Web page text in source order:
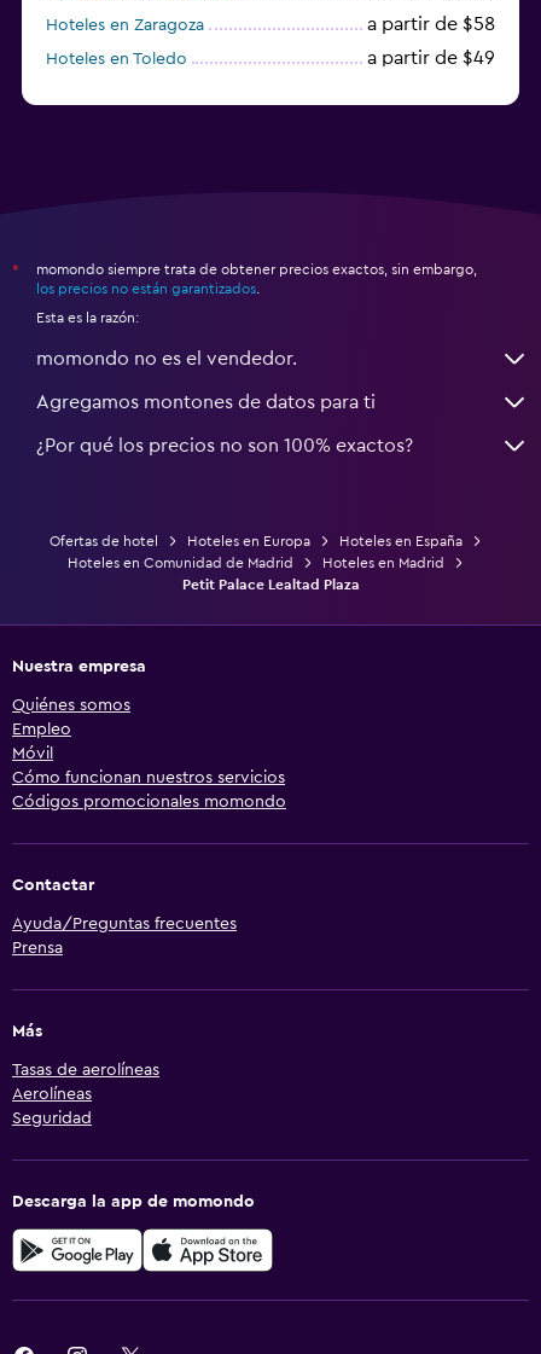
Hoteles en Zaragoza a partir de $58
Hoteles en Toledo a partir de $49
*
momondo siempre trata de obtener precios exactos, sin embargo,
los precios no están garantizados
Esta es la razón:
momondo no es el vendedor.
Agregamos montones de datos para ti
¿Por qué los precios no son 100% exactos?
Ofertas de hotel Hoteles en Europa
Hoteles en España
Hoteles en Comunidad de Madrid
Hoteles en Madrid
Petit Palace Lealtad Plaza
Nuestra empresa
Quiénes somos
Empleo
Móvil
Cómo funcionan nuestros servicios
Códigos promocionales momondo
Contactar
Ayuda/Preguntas frecuentes
Prensa
Más
Tasas de aerolíneas
Aerolíneas
Seguridad
Descarga la app de momondo